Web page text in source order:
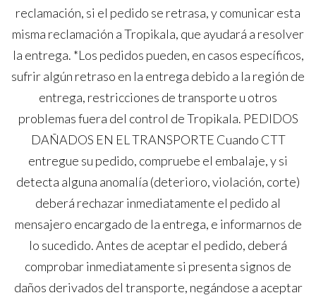
reclamación, si el pedido se retrasa, y comunicar esta
misma reclamación a Tropikala, que ayudará a resolver
la entrega. *Los pedidos pueden, en casos específicos,
sufrir algún retraso en la entrega debido a la región de
entrega, restricciones de transporte u otros
problemas fuera del control de Tropikala. PEDIDOS
DAÑADOS EN EL TRANSPORTE Cuando CTT
entregue su pedido, compruebe el embalaje, y si
detecta alguna anomalía (deterioro, violación, corte)
deberá rechazar inmediatamente el pedido al
mensajero encargado de la entrega, e informarnos de
lo sucedido. Antes de aceptar el pedido, deberá
comprobar inmediatamente si presenta signos de
daños derivados del transporte, negándose a aceptar